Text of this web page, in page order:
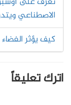
الاصطناعي
كيف يؤثر
اترك تعليقاً